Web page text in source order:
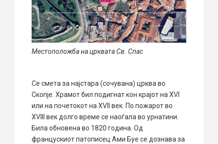
Местоположба на црквата Св. Спас
Се смета за најстара (сочувана) црква во
Скопје. Храмот бил подигнат кон крајот на XVI
или на почетокот на XVII век. По пожарот во
XVIII век долго време се наоѓала во урнатини.
Била обновена во 1820 година. Од
францускиот патописец Ами Буе се дознава за